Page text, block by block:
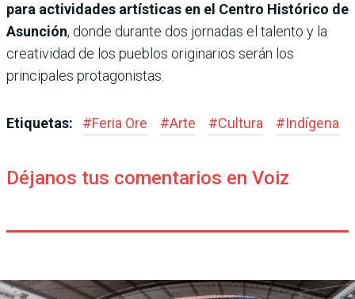
para actividades artísticas en el Centro Histórico de
Asunción, donde durante dos jornadas el talento y la
creatividad de los pueblos originarios serán los
principales protagonistas.
Etiquetas: #Feria Ore #Arte #Cultura #Indígena
Déjanos tus comentarios en Voiz